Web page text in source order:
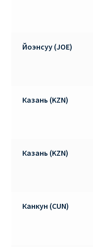
Йоэнсуу (JOE)
Казань (KZN)
Казань (KZN)
Канкун (CUN)